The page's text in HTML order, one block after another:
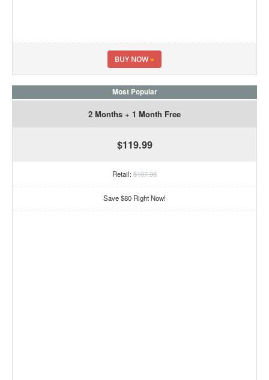
BUY NOW»
Most Popular
2 Months + 1 Month Free
$119.99
Retail:$107.98
Save $80 Right Now!